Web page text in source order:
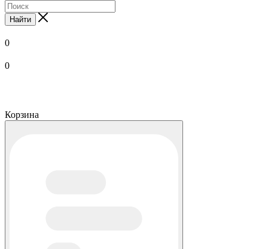
Найти
0
0
Корзина